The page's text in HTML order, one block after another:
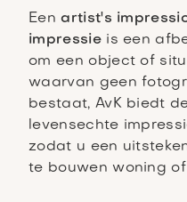
Eenartist's
impressieis een
om een object of
waarvan geen
bestaat, AvK biedt
levensechte
zodat u een
te bouwen woning